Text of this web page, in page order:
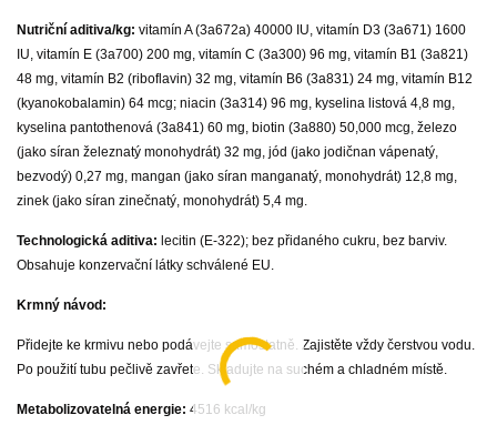
Nutriční aditiva/kg: vitamín A (3a672a) 40000 IU, vitamín D3 (3a671) 1600
IU, vitamín E (3a700) 200 mg, vitamín C (3a300) 96 mg, vitamín B1 (3a821)
48 mg, vitamín B2 (riboflavin) 32 mg, vitamín B6 (3a831) 24 mg, vitamín B12
(kyanokobalamin) 64 mcg; niacin (3a314) 96 mg, kyselina listová 4,8 mg,
kyselina pantothenová (3a841) 60 mg, biotin (3a880) 50,000 mcg, železo
(jako síran železnatý monohydrát) 32 mg, jód (jako jodičnan vápenatý,
bezvodý) 0,27 mg, mangan (jako síran manganatý, monohydrát) 12,8 mg,
zinek (jako síran zinečnatý, monohydrát) 5,4 mg.
Technologická aditiva: lecitin (E-322); bez přidaného cukru, bez barviv.
Obsahuje konzervační látky schválené EU.
Krmný návod:
Přidejte ke krmivu nebo podávejte samostatně. Zajistěte vždy čerstvou vodu.
Po použití tubu pečlivě zavřete. Skladujte na suchém a chladném místě.
Metabolizovatelná energie: 4516 kcal/kg